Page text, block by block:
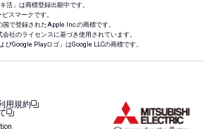
活」は商標登録出願中です。
スマークです。
で登録されたApple Inc.の商標です。
社のライセンスに基づき使用されています。
びGoogle Playロゴ」はGoogle LLCの商標です。
用規約